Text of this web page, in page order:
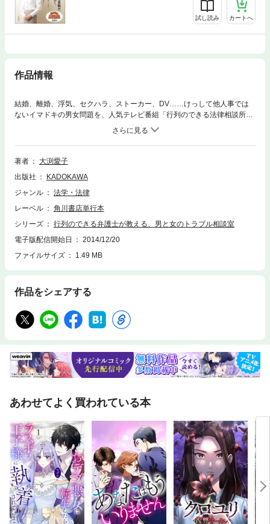
試し読み カートへ
作品情報
結婚、離婚、浮気、セクハラ、ストーカー、DV……けっして他人事では
ないイマドキの男女問題を、人気テレビ番組「行列のできる法律相談所」
出演中の大渕弁護士が、事例を挙げながらわかりやすく解説。本書を読め
ばきっと解決の道が開けます！以下の項目がひとつでも当てはまる人は、
要注意！●既婚なのに独身と偽ったことがある。●恋人が自宅に連れて行っ
てくれない。●セックスレスに悩んでいる。●他人のケータイを盗み見した
ンチクが好き。●恋人（夫）が暴力をふるう。●妻の待つ自宅へ帰るのが怖
い。●部下や派遣社員をよく食事に誘う。●プライベートをしつこく聞いて
著者
大渕愛子
出版社
KADOKAWA
ジャンル
法学・法律
レーベル
角川書店単行本
シリーズ
行列のできる弁護士が教える、男と女のトラブル相談室
電子版配信開始日
2014/12/20
ファイルサイズ
1.49 MB
作品をシェアする
あわせてよく買われている本